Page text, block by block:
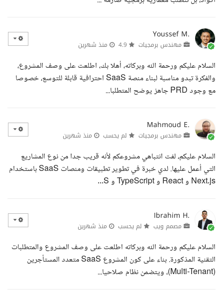
Youssef M.
مهندس برمجيات منذ شهرين
السلام عليكم ورحمة الله وبركاته، أهلا بك، اطلعت على وصف المشروع،
والفكرة تبدو مناسبة لبناء منصة SaaS احترافية قابلة للتوسع، خصوصا
مع وجود PRD جاهز يوضح المتطلبا...
Mahmoud E.
مهندس برمجيات لم يحسب منذ شهرين
السلام عليكم، لفت انتباهي مشروعكم لأنه قريب جدا من نوع المشاريع
التي أعمل عليها. لدي خبرة في تطوير تطبيقات ومنصات SaaS باستخدام
Next.js و React و TypeScript و S...
Ibrahim H.
مصمم ويب لم يحسب منذ شهرين
السلام عليكم ورحمة الله وبركاته اطلعت على وصف المشروع والمتطلبات
التقنية المذكورة. بناء على كون المشروع SaaS متعدد المستأجرين
(Multi-Tenant)، ويتضمن نظام صلاحيا...